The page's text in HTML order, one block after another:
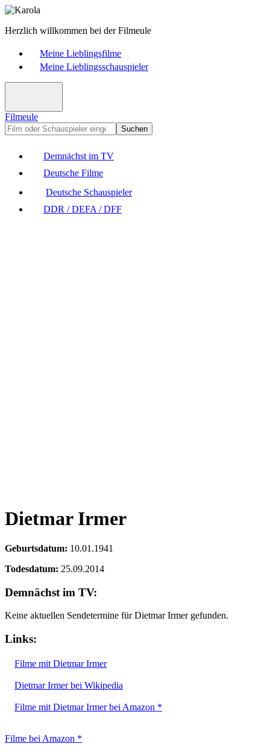
Herzlich willkommen bei der Filmeule
Meine Lieblingsfilme
Meine Lieblingsschauspieler
Filmeule
Suchen
Demnächst im TV
Deutsche Filme
Deutsche Schauspieler
DDR / DEFA / DFF
Dietmar Irmer
Geburtsdatum: 10.01.1941
Todesdatum: 25.09.2014
Demnächst im TV:
Keine aktuellen Sendetermine für Dietmar Irmer gefunden.
Links:
Filme mit Dietmar Irmer
Dietmar Irmer bei Wikipedia
Filme mit Dietmar Irmer bei Amazon *
Filme bei Amazon *